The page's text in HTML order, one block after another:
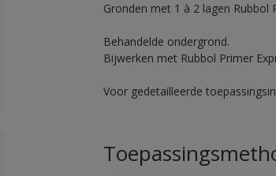
Gronden met 1 à 2 lagen Rubbol
Behandelde ondergrond.
Bijwerken met Rubbol Primer
Voor gedetailleerde